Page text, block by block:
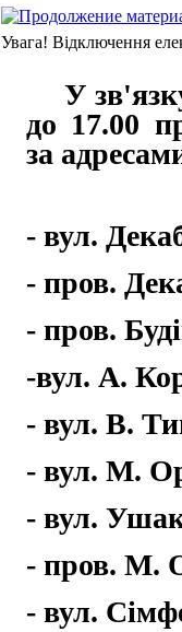
Увага! Відключення
У
до 17.00
за
- вул.
- пров.
- пров.
-вул. А.
- вул. В.
- вул. М.
- вул.
- пров. М.
- вул.